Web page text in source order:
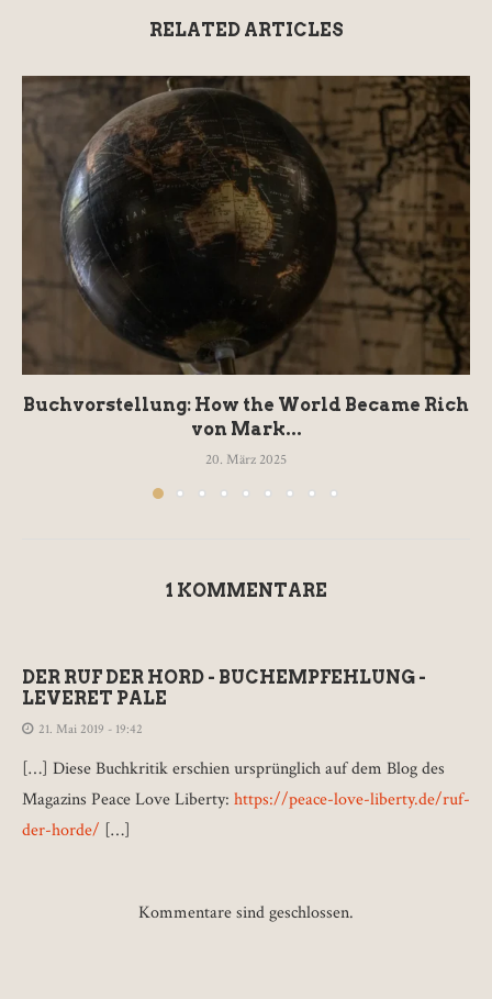
RELATED ARTICLES
Buchvorstellung: How the World Became Rich
von Mark...
20. März 2025
1 KOMMENTARE
DER RUF DER HORD - BUCHEMPFEHLUNG -
LEVERET PALE
21. Mai 2019 - 19:42
[…] Diese Buchkritik erschien ursprünglich auf dem Blog des
Magazins Peace Love Liberty: https://peace-love-liberty.de/ruf-
der-horde/ […]
Kommentare sind geschlossen.